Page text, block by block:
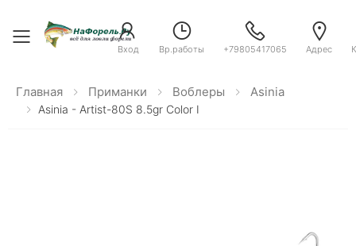
Toggle menu
Вход Вр.работы +79805417065 Адрес
Главная Приманки Воблеры Asinia
Asinia - Artist-80S 8.5gr Color I